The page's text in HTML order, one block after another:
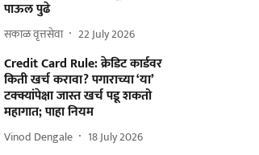
पाऊल पुढे
सकाळ वृत्तसेवा 22 July 2026
Credit Card Rule: क्रेडिट कार्डवर
किती खर्च करावा? पगाराच्या ‘या’
टक्क्यांपेक्षा जास्त खर्च पडू शकतो
महागात; पाहा नियम
Vinod Dengale 18 July 2026